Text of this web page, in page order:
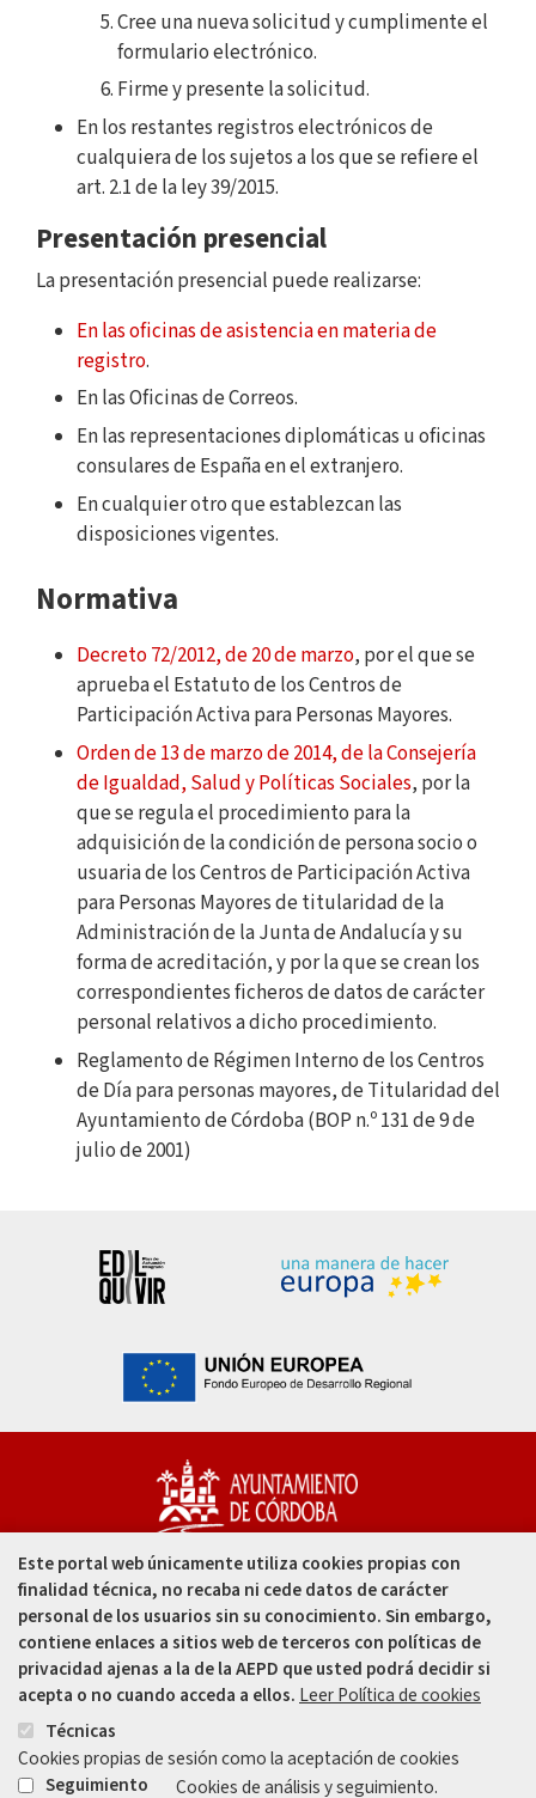
Cree una nueva solicitud y cumplimente el
formulario electrónico.
Firme y presente la solicitud.
En los restantes registros electrónicos de
cualquiera de los sujetos a los que se refiere el
art. 2.1 de la ley 39/2015.
Presentación presencial
La presentación presencial puede realizarse:
En las oficinas de asistencia en materia de
registro.
En las Oficinas de Correos.
En las representaciones diplomáticas u oficinas
consulares de España en el extranjero.
En cualquier otro que establezcan las
disposiciones vigentes.
Normativa
Decreto 72/2012, de 20 de marzo, por el que se
aprueba el Estatuto de los Centros de
Participación Activa para Personas Mayores.
Orden de 13 de marzo de 2014, de la Consejería
de Igualdad, Salud y Políticas Sociales, por la
que se regula el procedimiento para la
adquisición de la condición de persona socio o
usuaria de los Centros de Participación Activa
para Personas Mayores de titularidad de la
Administración de la Junta de Andalucía y su
forma de acreditación, y por la que se crean los
correspondientes ficheros de datos de carácter
personal relativos a dicho procedimiento.
Reglamento de Régimen Interno de los Centros
de Día para personas mayores, de Titularidad del
Ayuntamiento de Córdoba (BOP n.º 131 de 9 de
julio de 2001)
Capitulares, 1. 14002
Córdoba - España
957 49 99 00
957 47 80 50
EnlaceEnlace
Este portal web únicamente utiliza cookies propias con
finalidad técnica, no recaba ni cede datos de carácter
personal de los usuarios sin su conocimiento. Sin embargo,
contiene enlaces a sitios web de terceros con políticas de
privacidad ajenas a la de la AEPD que usted podrá decidir si
acepta o no cuando acceda a ellos. Leer Política de cookies
Técnicas
Cookies propias de sesión como la aceptación de cookies
Seguimiento
Cookies de análisis y seguimiento.